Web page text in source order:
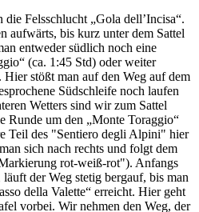
Felsschlucht „Gola dell’Incisa“.
aufwärts, bis kurz unter dem Sattel
entweder südlich noch eine
(ca. 1:45 Std) oder weiter
stößt man auf den Weg auf dem
Südschleife noch laufen
Wetters sind wir zum Sattel
Runde um den „Monte Toraggio“
Teil des "Sentiero degli Alpini" hier
sich nach rechts und folgt dem
rot-weiß-rot"). Anfangs
der Weg stetig bergauf, bis man
della Valette“ erreicht. Hier geht
vorbei. Wir nehmen den Weg, der